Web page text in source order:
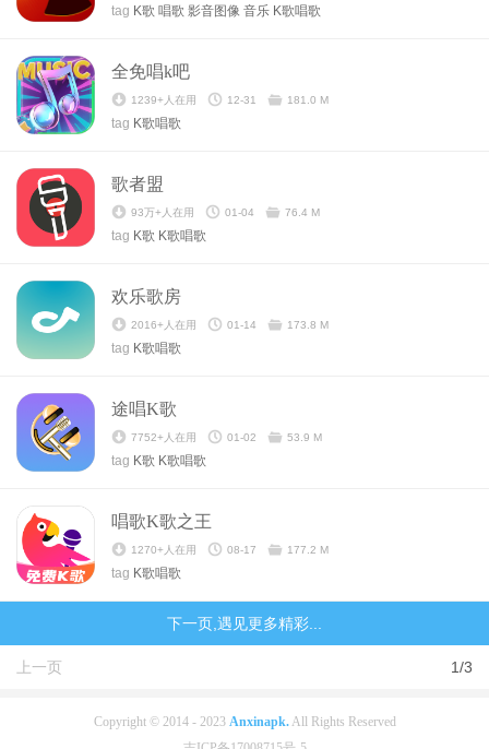
tag K歌 唱歌 影音图像 音乐 K歌唱歌
全免唱k吧
1239+人在用 12-31 181.0 M
tag K歌唱歌
歌者盟
93万+人在用 01-04 76.4 M
tag K歌 K歌唱歌
欢乐歌房
2016+人在用 01-14 173.8 M
tag K歌唱歌
途唱K歌
7752+人在用 01-02 53.9 M
tag K歌 K歌唱歌
唱歌K歌之王
1270+人在用 08-17 177.2 M
tag K歌唱歌
下一页,遇见更多精彩...
1/3
上一页
Copyright © 2014 - 2023 Anxinapk.All Rights Reserved